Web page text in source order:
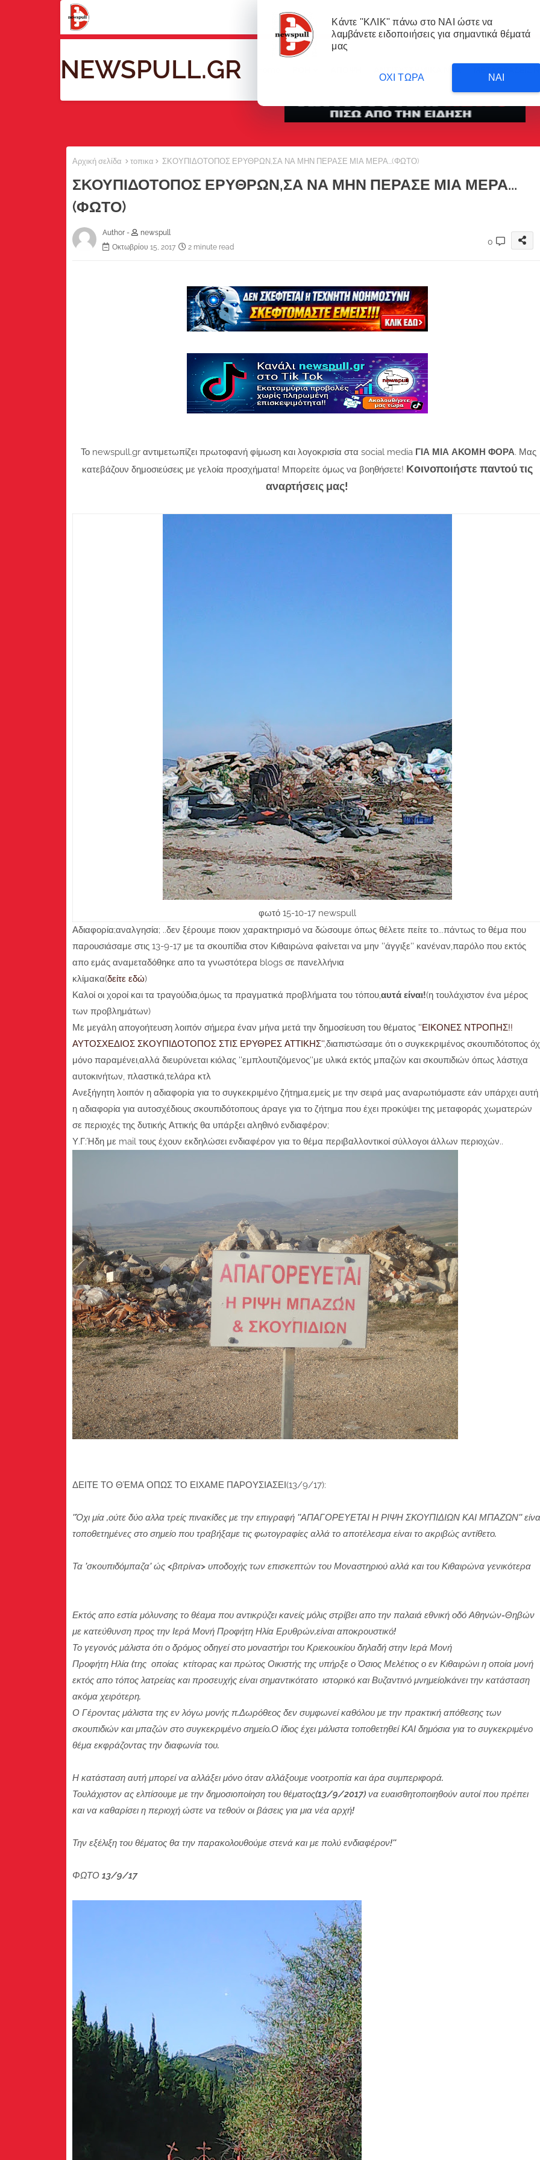
NEWSPULL.GR
Αρχική σελίδα τοπικα ΣΚΟΥΠΙΔΟΤΟΠΟΣ ΕΡΥΘΡΩΝ,ΣΑ ΝΑ ΜΗΝ ΠΕΡΑΣΕ ΜΙΑ ΜΕΡΑ...(ΦΩΤΟ)
ΣΚΟΥΠΙΔΟΤΟΠΟΣ ΕΡΥΘΡΩΝ,ΣΑ ΝΑ ΜΗΝ ΠΕΡΑΣΕ ΜΙΑ ΜΕΡΑ...
(ΦΩΤΟ)
Author -
newspull
Οκτωβρίου 15, 2017
2 minute read
0
Το newspull.gr αντιμετωπίζει πρωτοφανή φίμωση και λογοκρισία στα social media ΓΙΑ ΜΙΑ ΑΚΟΜΗ ΦΟΡΑ. Μας
κατεβάζουν δημοσιεύσεις με γελοία προσχήματα! Μπορείτε όμως να βοηθήσετε! Κοινοποιήστε παντού τις
αναρτήσεις μας!
φωτό 15-10-17 newspull
Αδιαφορία;αναλγησία; ..δεν ξέρουμε ποιον χαρακτηρισμό να δώσουμε όπως θέλετε πείτε το...πάντως το θέμα που
παρουσιάσαμε στις 13-9-17 με τα σκουπίδια στον Κιθαιρώνα φαίνεται να μην ''άγγιξε'' κανέναν,παρόλο που εκτός
απο εμάς αναμεταδόθηκε απο τα γνωστότερα blogs σε πανελλήνια
κλίμακα(δείτε εδώ)
Καλοί οι χοροί και τα τραγούδια,όμως τα πραγματικά προβλήματα του τόπου,αυτά είναι!(η τουλάχιστον ένα μέρος
των προβλημάτων)
Με μεγάλη απογοήτευση λοιπόν σήμερα έναν μήνα μετά την δημοσίευση του θέματος''ΕΙΚΟΝΕΣ ΝΤΡΟΠΗΣ!!
ΑΥΤΟΣΧΕΔΙΟΣ ΣΚΟΥΠΙΔΟΤΟΠΟΣ ΣΤΙΣ ΕΡΥΘΡΕΣ ΑΤΤΙΚΗΣ'',διαπιστώσαμε ότι ο συγκεκριμένος σκουπιδότοπος
μόνο παραμένει,αλλά διευρύνεται κιόλας ''εμπλουτιζόμενος''με υλικά εκτός μπαζών και σκουπιδιών όπως λάστιχα
αυτοκινήτων, πλαστικά,τελάρα κτλ
Ανεξήγητη λοιπόν η αδιαφορία για το συγκεκριμένο ζήτημα,εμείς με την σειρά μας αναρωτιόμαστε εάν υπάρχει αυτή
η αδιαφορία για αυτοσχέδιους σκουπιδότοπους άραγε για το ζήτημα που έχει προκύψει της μεταφοράς χωματερών
σε περιοχές της δυτικής Αττικής θα υπάρξει αληθινό ενδιαφέρον;
Υ.Γ:Ήδη με mail τους έχουν εκδηλώσει ενδιαφέρον για το θέμα περιβαλλοντικοί σύλλογοι άλλων περιοχών..
ΔΕΙΤΕ ΤΟ ΘΈΜΑ ΟΠΩΣ ΤΟ ΕΙΧΑΜΕ ΠΑΡΟΥΣΙΑΣΕΙ(13/9/17):
''Όχι μία ,ούτε δύο αλλα τρείς πινακίδες με την επιγραφή ''ΑΠΑΓΟΡΕΥΕΤΑΙ Η ΡΙΨΗ ΣΚΟΥΠΙΔΙΩΝ ΚΑΙ ΜΠΑΖΩΝ''
τοποθετημένες στο σημείο που τραβήξαμε τις φωτογραφίες αλλά το αποτέλεσμα είναι το ακριβώς αντίθετο.
Τα 'σκουπιδόμπαζα' ώς <βιτρίνα> υποδοχής των επισκεπτών του Μοναστηριού αλλά και του Κιθαιρώνα γενικότερα
Εκτός απο εστία μόλυνσης το θέαμα που αντικρύζει κανείς μόλις στρίβει απο την παλαιά εθνική οδό Αθηνών-Θηβών
με κατεύθυνση προς την Ιερά Μονή Προφήτη Ηλία Ερυθρών,είναι αποκρουστικό!
Το γεγονός μάλιστα ότι ο δρόμος οδηγεί στο μοναστήρι του Κριεκουκίου δηλαδή στην Ιερά Μονή
Προφήτη Ηλία (της οποίας κτίτορας και πρώτος Οικιστής της υπήρξε ο Όσιος Μελέτιος ο εν Κιθαιρώνι η οποία μονή
εκτός απο τόπος λατρείας και προσευχής είναι σημαντικότατο ιστορικό και Βυζαντινό μνημείο)κάνει την κατάσταση
ακόμα χειρότερη.
Ο Γέροντας μάλιστα της εν λόγω μονής π.Δωρόθεος δεν συμφωνεί καθόλου με την πρακτική απόθεσης των
σκουπιδιών και μπαζών στο συγκεκριμένο σημείο.Ο ίδιος έχει μάλιστα τοποθετηθεί ΚΑΙ δημόσια για το συγκεκριμένο
θέμα εκφράζοντας την διαφωνία του.
Η κατάσταση αυτή μπορεί να αλλάξει μόνο όταν αλλάξουμε νοοτροπία και άρα συμπεριφορά.
Τουλάχιστον ας ελπίσουμε με την δημοσιοποίηση του θέματος(13/9/2017) να ευαισθητοποιηθούν αυτοί που πρέπει
και να καθαρίσει η περιοχή ώστε να τεθούν οι βάσεις για μια νέα αρχή!
Την εξέλιξη του θέματος θα την παρακολουθούμε στενά και με πολύ ενδιαφέρον!''
ΦΩΤΟ 13/9/17
Κάντε ''ΚΛΙΚ'' πάνω στο ΝΑΙ ώστε να
λαμβάνετε ειδοποιήσεις για σημαντικά θέματά
μας
ΝΑΙ
ΟΧΙ ΤΩΡΑ